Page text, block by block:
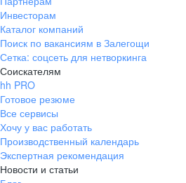
Инвесторам
Каталог компаний
Поиск по вакансиям в Залегощи
Сетка: соцсеть для нетворкинга
Соискателям
hh PRO
Готовое резюме
Все сервисы
Хочу у вас работать
Производственный календарь
Экспертная рекомендация
Новости и статьи